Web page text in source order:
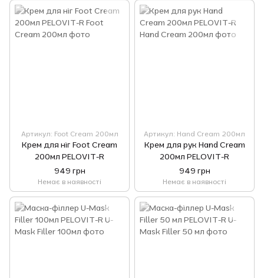
Артикул: Foot Cream 200мл
Крем для ніг Foot Cream
200мл PELOVIT-R
949 грн
Немає в наявності
Артикул: Hand Cream 200мл
Крем для рук Hand Cream
200мл PELOVIT-R
949 грн
Немає в наявності